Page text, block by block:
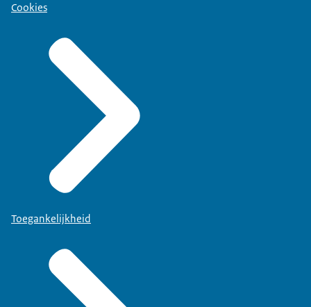
Cookies
Toegankelijkheid